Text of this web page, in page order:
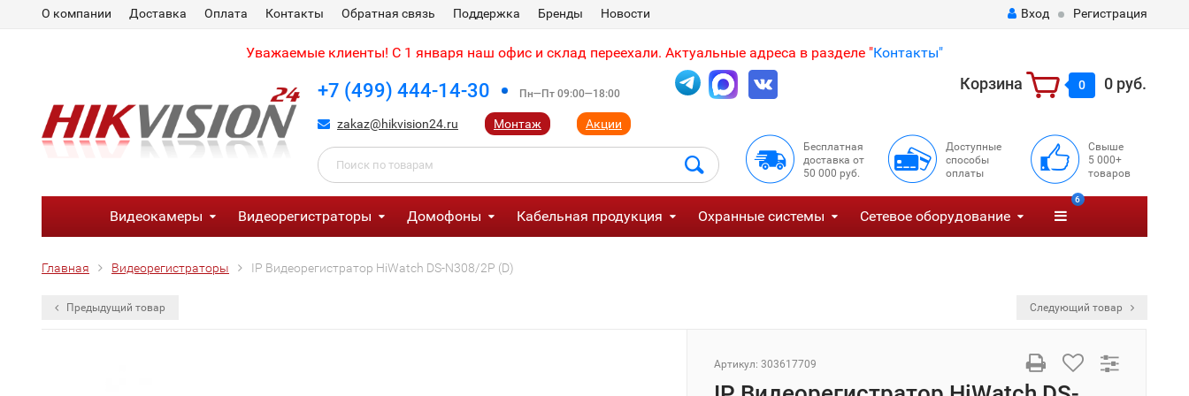
О компании Доставка Оплата Контакты Обратная связь Поддержка Бренды Новости Вход Регистрация
Уважаемые клиенты! С 1 января наш офис и склад переехали. Актуальные адреса в разделе "Контакты"
+7 (499) 444-14-30 Пн—Пт 09:00—18:00
zakaz@hikvision24.ru Монтаж Акции
Корзина 0 0 руб.
Бесплатная
доставка от
50 000 руб.
Доступные
способы
оплаты
Свыше
5 000+
товаров
Видеокамеры Видеорегистраторы Домофоны Кабельная продукция Охранные системы Сетевое оборудование
6
Главная Видеорегистраторы IP Видеорегистратор HiWatch DS-N308/2P (D)
Предыдущий товар Следующий товар
Артикул: 303617709